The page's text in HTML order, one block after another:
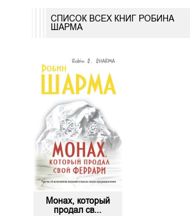
СПИСОК ВСЕХ КНИГ РОБИНА
ШАРМА
Монах, который
продал св...